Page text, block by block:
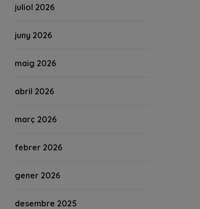
juliol 2026
juny 2026
maig 2026
abril 2026
març 2026
febrer 2026
gener 2026
desembre 2025